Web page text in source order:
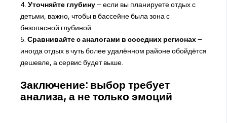
4. Уточняйте глубину– если вы планируете отдых с
детьми, важно, чтобы в бассейне была зона с
безопасной глубиной.
5. Сравнивайте с аналогами в соседних регионах–
иногда отдых в чуть более удалённом районе обойдётся
дешевле, а сервис будет выше.
Заключение: выбор требует
анализа, а не только эмоций